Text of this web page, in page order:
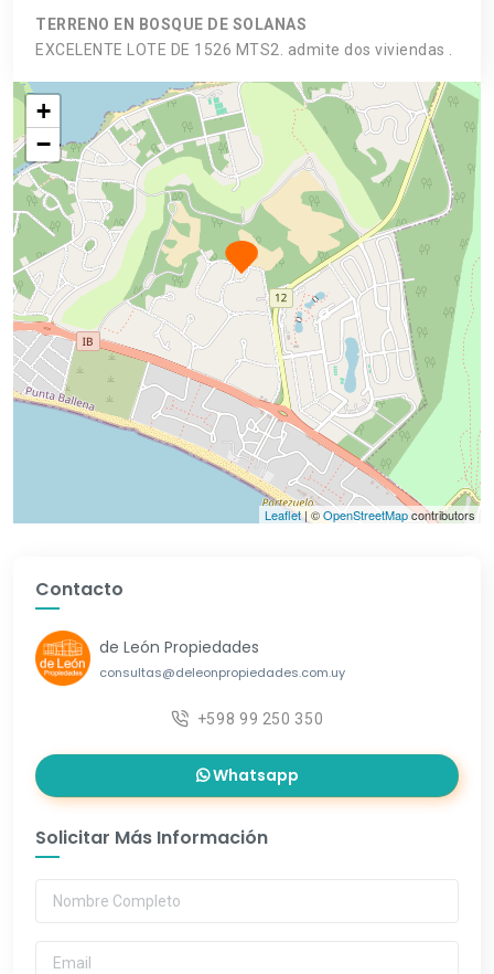
TERRENO EN BOSQUE DE SOLANAS
EXCELENTE LOTE DE 1526 MTS2. admite dos viviendas .
+
−
Leaflet| ©OpenStreetMapcontributors
Contacto
de León Propiedades
consultas@deleonpropiedades.com.uy
+598 99 250 350
Whatsapp
Solicitar Más Información